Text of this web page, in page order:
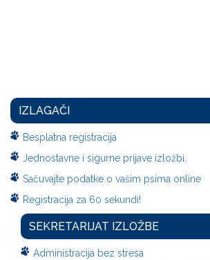
IZLAGAČI
Besplatna registracija
Jednostavne i sigurne prijave izložbi.
Sačuvajte podatke o vašim psima online
Registracija za 60 sekundi!
SEKRETARIJAT IZLOŽBE
Administracija bez stresa